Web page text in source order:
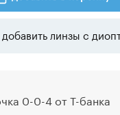
добавить линзы с
0-0-4 от Т-банка